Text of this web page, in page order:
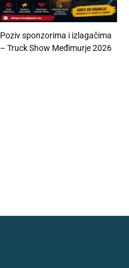
Poziv sponzorima i izlagačima
– Truck Show Međimurje 2026